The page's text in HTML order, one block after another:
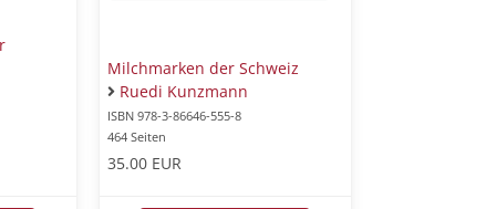
Milchmarken der Schweiz
Ruedi Kunzmann
ISBN 978-3-86646-555-8
464 Seiten
35.00 EUR